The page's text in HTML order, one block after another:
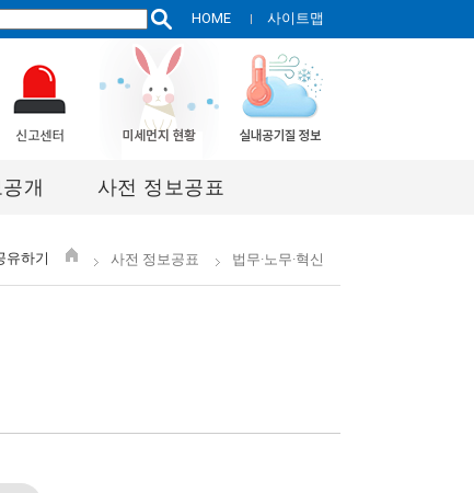
HOME 사이트맵
개 사전 정보공표
사전 정보공표 법무·노무·혁신
유하기